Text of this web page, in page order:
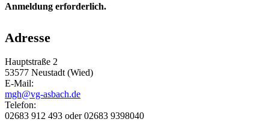
Anmeldung erforderlich.
Adresse
Hauptstraße 2
53577 Neustadt (Wied)
E-Mail:
mgh@vg-asbach.de
Telefon:
02683 912 493 oder 02683 9398040